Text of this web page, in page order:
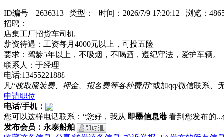
ID编号：2636313 类型： 时间：2026/7/9 17:20:12 浏览：
招聘：
店集工厂招货车司机
薪资待遇：工资每月4000元以上，可投五险
要求：驾龄5年以上，不吸烟，不喝酒，遵纪守法，爱护车辆。
联系人：于经理
电话:13455221888
凡“收取服装费、押金、报名费等各种费用”或加qq/微信联系、
申请职位
电话/手机：
您可以这样电话联系：“您好，我从 即墨信息港看到您发布的...
发布会员：永泰船舶